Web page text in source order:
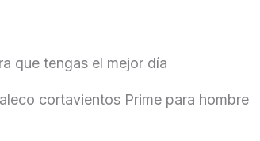
que tengas el mejor día
cortavientos Prime para hombre